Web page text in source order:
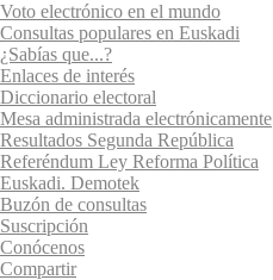
Voto electrónico en el mundo
Consultas populares en Euskadi
¿Sabías que...?
Enlaces de interés
Diccionario electoral
Mesa administrada electrónicamente
Resultados Segunda República
Referéndum Ley Reforma Política
Euskadi. Demotek
Buzón de consultas
Suscripción
Conócenos
Compartir